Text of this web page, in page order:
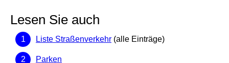
Lesen Sie auch
Liste Straßenverkehr (alle Einträge)
Parken